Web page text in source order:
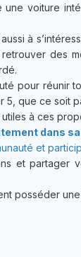
voiture
à
des
pour réunir
5, que ce soit
à ces
dans
et
et partager
posséder